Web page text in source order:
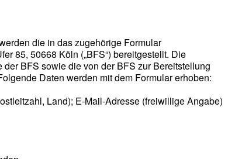
die in das zugehörige Formular
85, 50668 Köln („BFS“) bereitgestellt. Die
BFS sowie die von der BFS zur Bereitstellung
Daten werden mit dem Formular erhoben:
Land); E-Mail-Adresse (freiwillige Angabe)